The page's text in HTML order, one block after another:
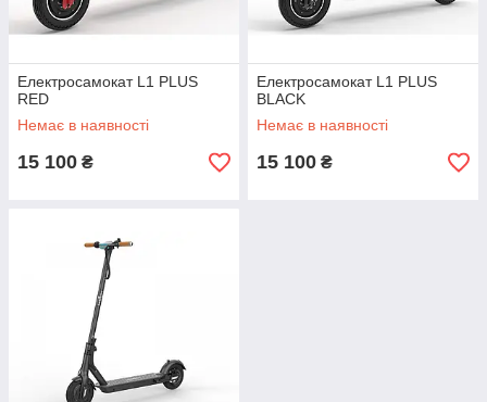
Електросамокат L1 PLUS
RED
Немає в наявності
15 100 ₴
Електросамокат L1 PLUS
BLACK
Немає в наявності
15 100 ₴